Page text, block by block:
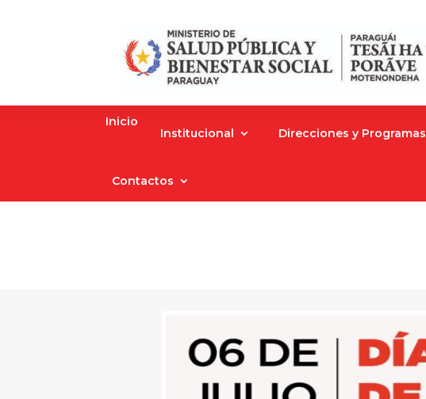
Inicio
Institucional
Direcciones y Programas
Contactos